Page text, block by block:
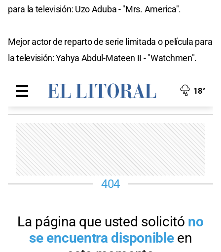
para la televisión: Uzo Aduba - "Mrs. America".
Mejor actor de reparto de serie limitada o película para
la televisión: Yahya Abdul-Mateen II - "Watchmen".